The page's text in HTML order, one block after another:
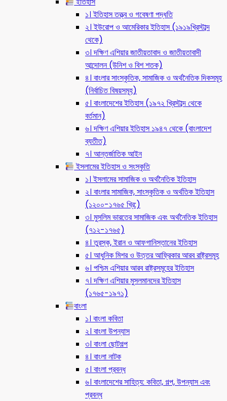
১। ইতিহাস তত্ত্ব ও গবেষণা পদ্ধতি
২। ইউরোপ ও আমেরিকার ইতিহাস (১৯১৯খ্রিস্টাব্দ
থেকে)
৩। দক্ষিণ এশিয়ার জাতীয়তাবাদ ও জাতীয়তাবাদী
আন্দোলন (উনিশ ও বিশ শতক)
৪। বাংলার সাংস্কৃতিক, সামাজিক ও অর্থনৈতিক দিকসমূহ
(নির্বাচিত বিষয়সমূহ)
৫। বাংলাদেশের ইতিহাস (১৯৭২ খ্রিস্টাব্দ থেকে
বর্তমান)
৬। দক্ষিণ এশিয়ার ইতিহাস ১৯৪৭ থেকে (বাংলাদেশ
ব্যতীত)
৭। আন্তর্জাতিক আইন
ইসলামের ইতিহাস ও সংস্কৃতি
১। ইসলামের সামাজিক ও অর্থনৈতিক ইতিহাস
২। বাংলার সামাজিক, সাংস্কৃতিক ও অর্থতিক ইতিহাস
(১২০০-১৭৬৫ খ্রি:)
৩। মুসলিম ভারতের সামাজিক এবং অর্থনৈতিক ইতিহাস
(৭১২-১৭৬৫)
৪। তুরস্ক, ইরান ও আফগানিস্তানের ইতিহাস
৫। আধুনিক মিশর ও উত্তর আফ্রিকার আরব রাষ্ট্রসমূহ
৬। পশ্চিম এশিয়ার আরব রাষ্ট্রসমূহের ইতিহাস
৭। দক্ষিণ এশিয়ার মুসলমানদের ইতিহাস
(১৭৬৫-১৯৭১)
বাংলা
১। বাংলা কবিতা
২। বাংলা উপন্যাস
৩। বাংলা ছোটগল্প
৪। বাংলা নাটক
৫। বাংলা প্রবন্ধ
৬। বাংলাদেশের সাহিত্য: কবিতা, গল্প, উপন্যাস এবং
প্রবন্ধ